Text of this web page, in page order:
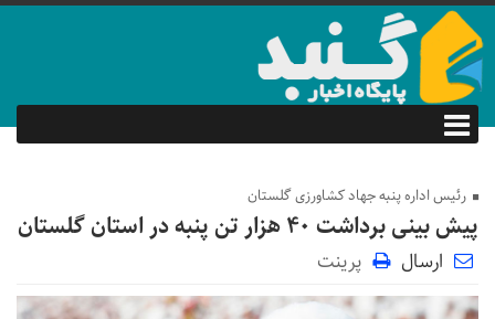
رئیس اداره پنبه جهاد کشاورزی گلستان
پیش بینی برداشت ۴۰ هزار تن پنبه در استان گلستان
ارسال پرینت